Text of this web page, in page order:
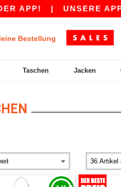
|UNSERE APP IST
Bestellung
Taschen Jacken